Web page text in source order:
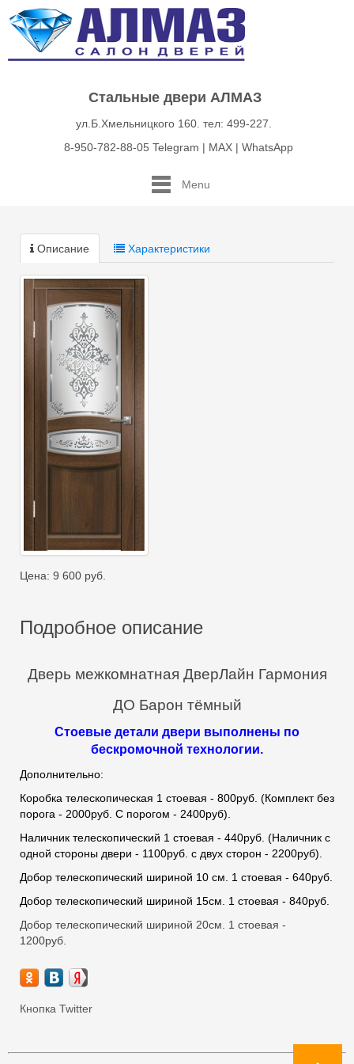
Стальные двери АЛМАЗ
ул.Б.Хмельницкого 160. тел: 499-227.
8-950-782-88-05 Telegram | MAX | WhatsApp
Menu
Описание Характеристики
Цена: 9 600 руб.
Подробное описание
Дверь межкомнатная ДверЛайн Гармония
ДО Барон тёмный
Стоевые детали двери выполнены по
бескромочной технологии.
Дополнительно:
Коробка телескопическая 1 стоевая - 800руб. (Комплект без
порога - 2000руб. С порогом - 2400руб).
Наличник телескопический 1 стоевая - 440руб. (Наличник с
одной стороны двери - 1100руб. с двух сторон - 2200руб).
Добор телескопический шириной 10 см. 1 стоевая - 640руб.
Добор телескопический шириной 15см. 1 стоевая - 840руб.
Добор телескопический шириной 20см. 1 стоевая -
1200руб.
Кнопка Twitter